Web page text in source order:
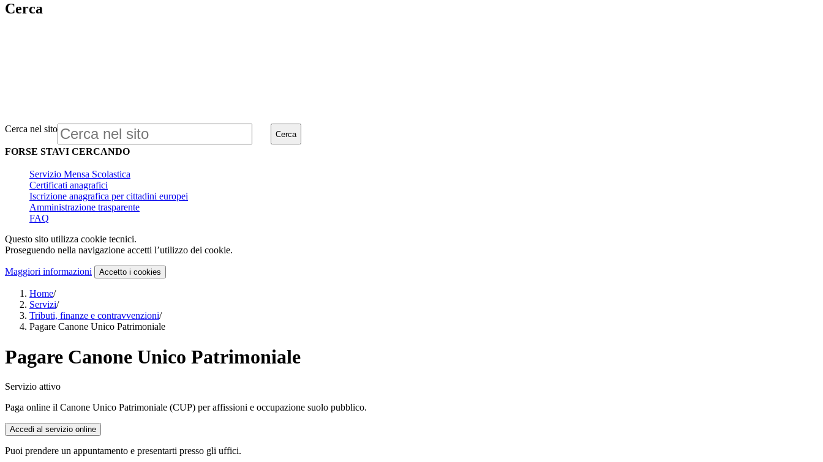
Cerca
Cerca nel sito Cerca
FORSE STAVI CERCANDO
Servizio Mensa Scolastica
Certificati anagrafici
Iscrizione anagrafica per cittadini europei
Amministrazione trasparente
FAQ
Questo sito utilizza cookie tecnici.
Proseguendo nella navigazione accetti l’utilizzo dei cookie.
Maggiori informazioni Accetto i cookies
Home/
Servizi/
Tributi, finanze e contravvenzioni/
Pagare Canone Unico Patrimoniale
Pagare Canone Unico Patrimoniale
Servizio attivo
Paga online il Canone Unico Patrimoniale (CUP) per affissioni e occupazione suolo pubblico.
Accedi al servizio online
Puoi prendere un appuntamento e presentarti presso gli uffici.